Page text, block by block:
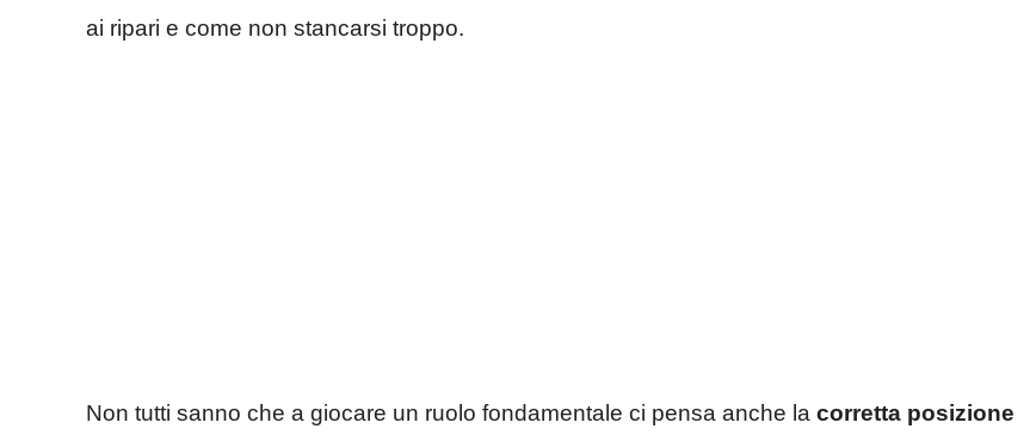
ai ripari e come non stancarsi troppo.
Non tutti sanno che a giocare un ruolo fondamentale ci pensa anche la corretta posizione